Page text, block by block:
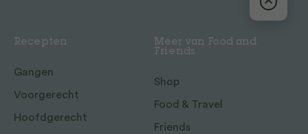
Recepten
Gangen
Voorgerecht
Hoofdgerecht
Meer van Food and
Friends
Shop
Food & Travel
Friends